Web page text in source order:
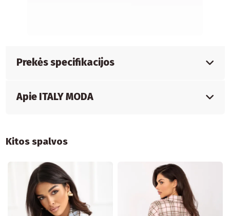
Prekės specifikacijos
Apie ITALY MODA
Kitos spalvos